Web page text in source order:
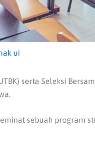
ui
serta Seleksi
sebuah program